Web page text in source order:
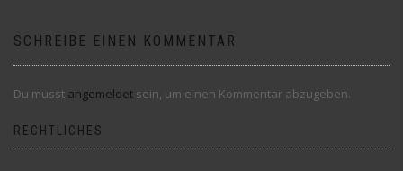
SCHREIBE EINEN KOMMENTAR
Du musst angemeldet sein, um einen Kommentar abzugeben.
RECHTLICHES